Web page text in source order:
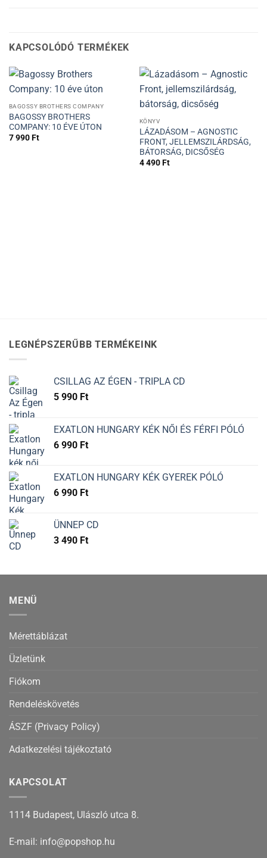
KAPCSOLÓDÓ TERMÉKEK
BAGOSSY BROTHERS COMPANY
BAGOSSY BROTHERS
COMPANY: 10 ÉVE ÚTON
7 990Ft
KÖNYV
LÁZADÁSOM – AGNOSTIC
FRONT, JELLEMSZILÁRDSÁG,
BÁTORSÁG, DICSŐSÉG
4 490Ft
LEGNÉPSZERŰBB TERMÉKEINK
CSILLAG AZ ÉGEN - TRIPLA CD
5 990 Ft
EXATLON HUNGARY KÉK NŐI ÉS FÉRFI PÓLÓ
6 990 Ft
EXATLON HUNGARY KÉK GYEREK PÓLÓ
6 990 Ft
ÜNNEP CD
3 490 Ft
MENÜ
Mérettáblázat
Üzletünk
Fiókom
Rendeléskövetés
ÁSZF (Privacy Policy)
Adatkezelési tájékoztató
KAPCSOLAT
1114 Budapest, Ulászló utca 8.
E-mail: info@popshop.hu